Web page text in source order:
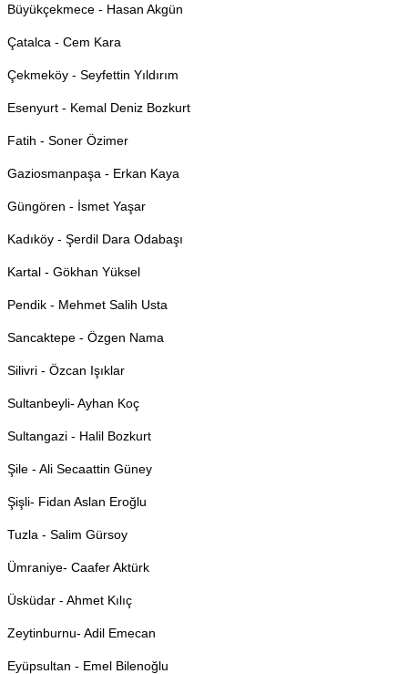
Büyükçekmece - Hasan Akgün
Çatalca - Cem Kara
Çekmeköy - Seyfettin Yıldırım
Esenyurt - Kemal Deniz Bozkurt
Fatih - Soner Özimer
Gaziosmanpaşa - Erkan Kaya
Güngören - İsmet Yaşar
Kadıköy - Şerdil Dara Odabaşı
Kartal - Gökhan Yüksel
Pendik - Mehmet Salih Usta
Sancaktepe - Özgen Nama
Silivri - Özcan Işıklar
Sultanbeyli- Ayhan Koç
Sultangazi - Halil Bozkurt
Şile - Ali Secaattin Güney
Şişli- Fidan Aslan Eroğlu
Tuzla - Salim Gürsoy
Ümraniye- Caafer Aktürk
Üsküdar - Ahmet Kılıç
Zeytinburnu- Adil Emecan
Eyüpsultan - Emel Bilenoğlu